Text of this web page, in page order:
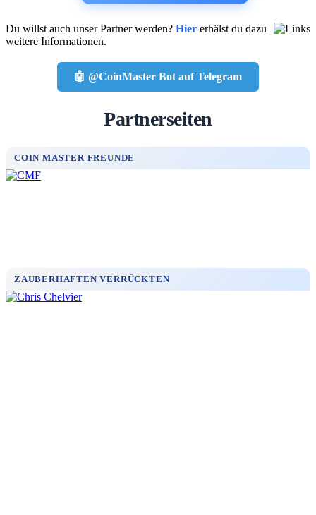
Du willst auch unser Partner werden? Hier erhälst du dazu
weitere Informationen.
🤖 @CoinMaster Bot auf Telegram
Partnerseiten
COIN MASTER FREUNDE
ZAUBERHAFTEN VERRÜCKTEN